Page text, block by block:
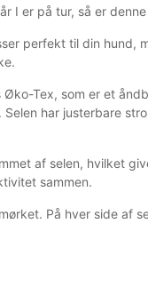
I er på tur, så er
perfekt til din hund,
Tex, som er et
har justerbare
af selen, hvilket
sammen.
På hver side af